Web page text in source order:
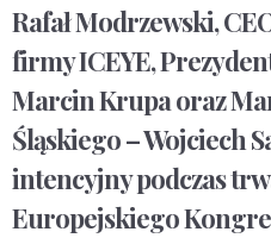
Rafał Modrzewski,
firmy ICEYE,
Marcin Krupa oraz
Śląskiego – Wojciech
intencyjny podczas
Europejskiego